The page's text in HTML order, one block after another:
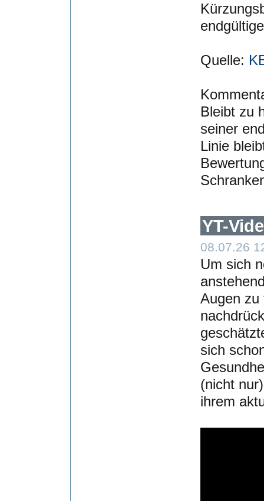
Quelle:
Bleibt zu
seiner
Linie
YT-
08.07.26
Um sich
Augen zu
sich
(nicht
ihrem